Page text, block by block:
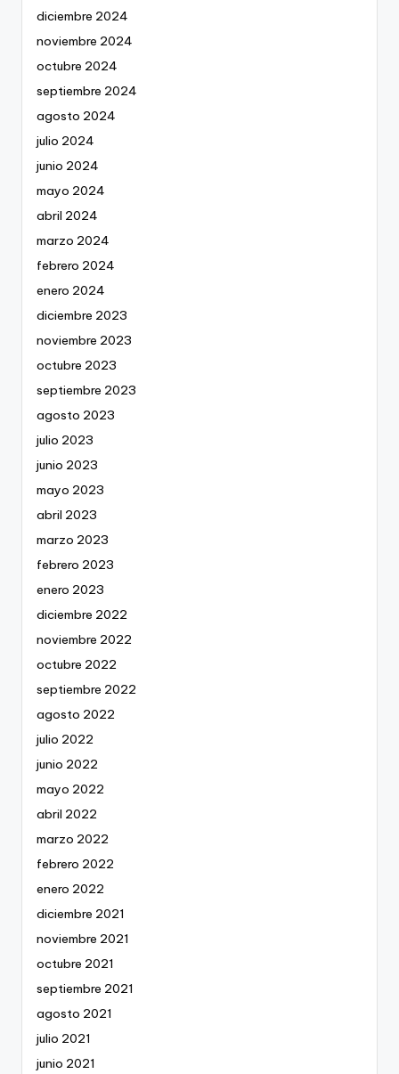
diciembre 2024
noviembre 2024
octubre 2024
septiembre 2024
agosto 2024
julio 2024
junio 2024
mayo 2024
abril 2024
marzo 2024
febrero 2024
enero 2024
diciembre 2023
noviembre 2023
octubre 2023
septiembre 2023
agosto 2023
julio 2023
junio 2023
mayo 2023
abril 2023
marzo 2023
febrero 2023
enero 2023
diciembre 2022
noviembre 2022
octubre 2022
septiembre 2022
agosto 2022
julio 2022
junio 2022
mayo 2022
abril 2022
marzo 2022
febrero 2022
enero 2022
diciembre 2021
noviembre 2021
octubre 2021
septiembre 2021
agosto 2021
julio 2021
junio 2021